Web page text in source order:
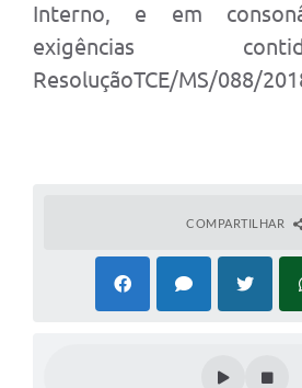
Interno, e em
exigências
ResoluçãoTCE/MS/088/
COMPARTILHAR